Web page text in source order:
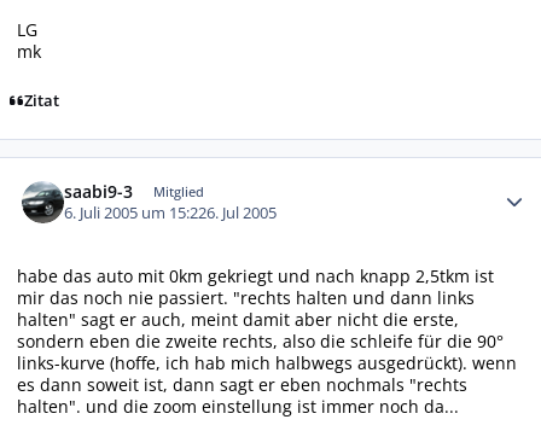
LG
mk
Zitat
saabi9-3 Mitglied
6. Juli 2005 um 15:226. Jul 2005
habe das auto mit 0km gekriegt und nach knapp 2,5tkm ist
mir das noch nie passiert. "rechts halten und dann links
halten" sagt er auch, meint damit aber nicht die erste,
sondern eben die zweite rechts, also die schleife für die 90°
links-kurve (hoffe, ich hab mich halbwegs ausgedrückt). wenn
es dann soweit ist, dann sagt er eben nochmals "rechts
halten". und die zoom einstellung ist immer noch da...